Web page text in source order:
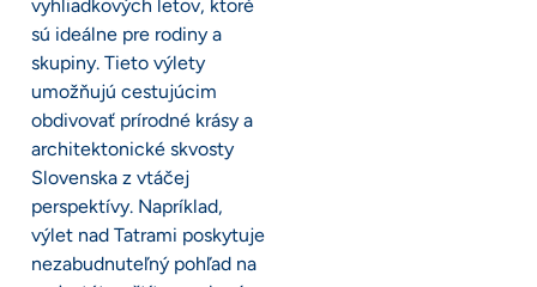
vyhliadkových letov, ktoré
sú ideálne pre rodiny a
skupiny. Tieto výlety
umožňujú cestujúcim
obdivovať prírodné krásy a
architektonické skvosty
Slovenska z vtáčej
perspektívy. Napríklad,
výlet nad Tatrami poskytuje
nezabudnuteľný pohľad na